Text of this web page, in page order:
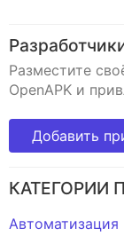
Разместите
OpenAPK и
Добавить
КАТЕГОРИИ
Автоматизация